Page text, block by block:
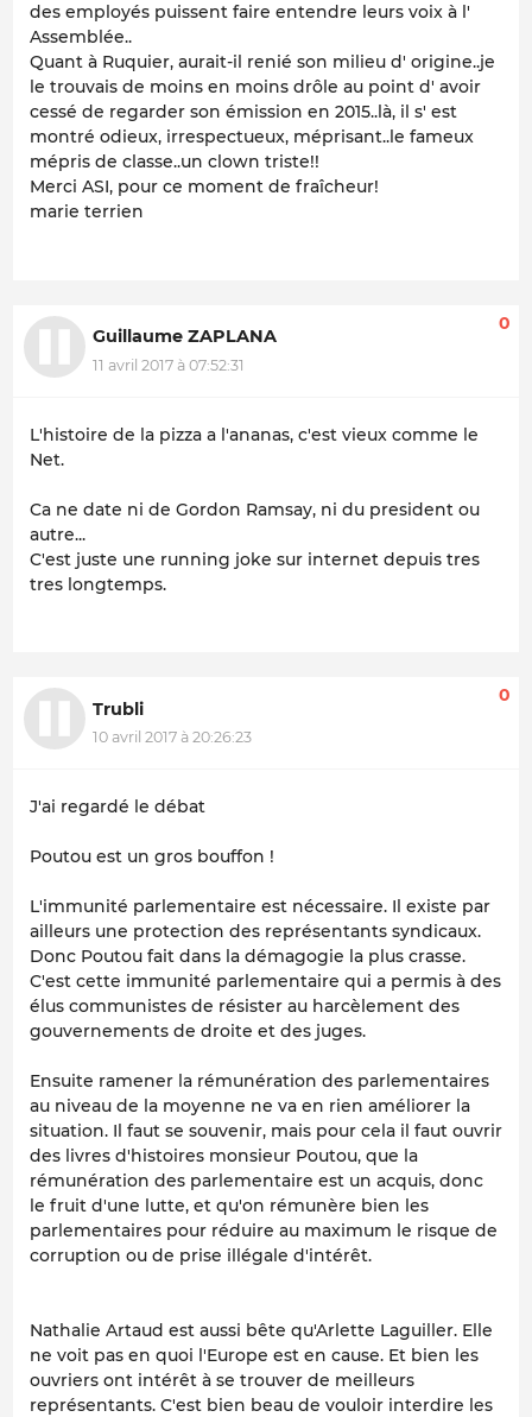
des employés puissent faire entendre leurs voix à l'
Assemblée..
Quant à Ruquier, aurait-il renié son milieu d' origine..je
le trouvais de moins en moins drôle au point d' avoir
cessé de regarder son émission en 2015..là, il s' est
montré odieux, irrespectueux, méprisant..le fameux
mépris de classe..un clown triste!!
Merci ASI, pour ce moment de fraîcheur!
marie terrien
Guillaume ZAPLANA
11 avril 2017 à 07:52:31
0
L'histoire de la pizza a l'ananas, c'est vieux comme le
Net.
Ca ne date ni de Gordon Ramsay, ni du president ou
autre...
C'est juste une running joke sur internet depuis tres
tres longtemps.
Trubli
10 avril 2017 à 20:26:23
0
J'ai regardé le débat
Poutou est un gros bouffon !
L'immunité parlementaire est nécessaire. Il existe par
ailleurs une protection des représentants syndicaux.
Donc Poutou fait dans la démagogie la plus crasse.
C'est cette immunité parlementaire qui a permis à des
élus communistes de résister au harcèlement des
gouvernements de droite et des juges.
Ensuite ramener la rémunération des parlementaires
au niveau de la moyenne ne va en rien améliorer la
situation. Il faut se souvenir, mais pour cela il faut ouvrir
des livres d'histoires monsieur Poutou, que la
rémunération des parlementaire est un acquis, donc
le fruit d'une lutte, et qu'on rémunère bien les
parlementaires pour réduire au maximum le risque de
corruption ou de prise illégale d'intérêt.
Nathalie Artaud est aussi bête qu'Arlette Laguiller. Elle
ne voit pas en quoi l'Europe est en cause. Et bien les
ouvriers ont intérêt à se trouver de meilleurs
représentants. C'est bien beau de vouloir interdire les